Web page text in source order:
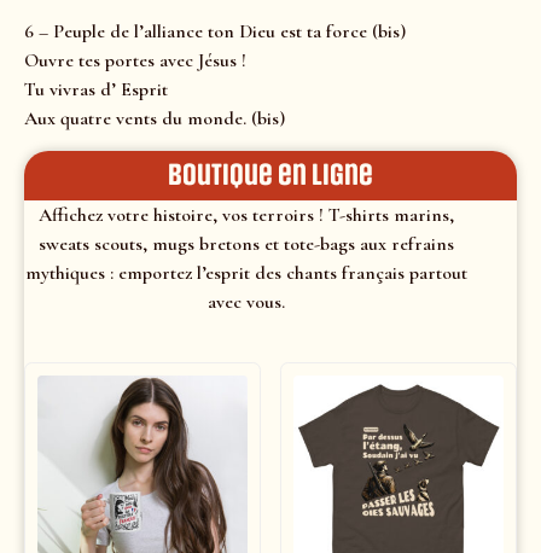
6 – Peuple de l’alliance ton Dieu est ta force (bis)
Ouvre tes portes avec Jésus !
Tu vivras d’ Esprit
Aux quatre vents du monde. (bis)
Boutique en ligne
Affichez votre histoire, vos terroirs ! T-shirts marins,
sweats scouts, mugs bretons et tote-bags aux refrains
mythiques : emportez l’esprit des chants français partout
avec vous.